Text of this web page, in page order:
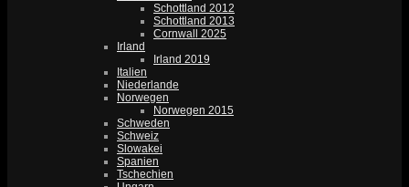
Schottland 2012
Schottland 2013
Cornwall 2025
Irland
Irland 2019
Italien
Niederlande
Norwegen
Norwegen 2015
Schweden
Schweiz
Slowakei
Spanien
Tschechien